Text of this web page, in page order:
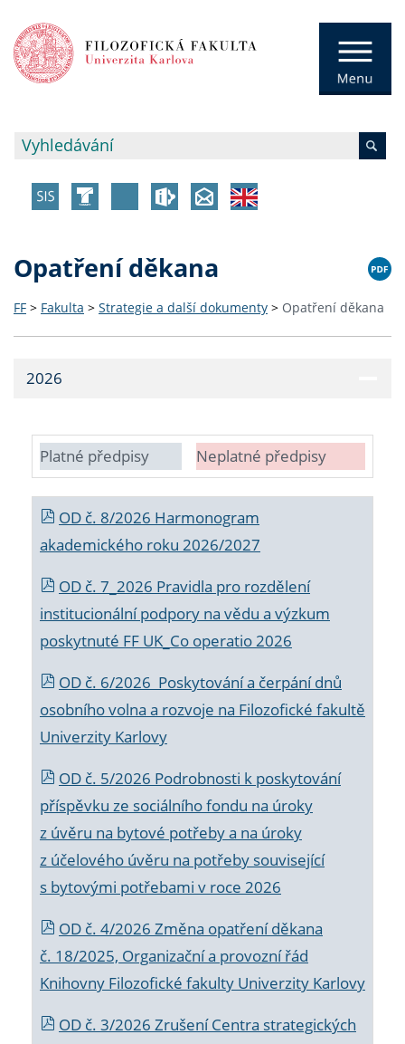
Opatření děkana
FF > Fakulta > Strategie a další dokumenty > Opatření děkana
2026
Platné předpisy Neplatné předpisy
OD č. 8/2026 Harmonogram
akademického roku 2026/2027
OD č. 7_2026 Pravidla pro rozdělení
institucionální podpory na vědu a výzkum
poskytnuté FF UK_Co operatio 2026
OD č. 6/2026 Poskytování a čerpání dnů
osobního volna a rozvoje na Filozofické fakultě
Univerzity Karlovy
OD č. 5/2026 Podrobnosti k poskytování
příspěvku ze sociálního fondu na úroky
z úvěru na bytové potřeby a na úroky
z účelového úvěru na potřeby související
s bytovými potřebami v roce 2026
OD č. 4/2026 Změna opatření děkana
č. 18/2025, Organizační a provozní řád
Knihovny Filozofické fakulty Univerzity Karlovy
OD č. 3/2026 Zrušení Centra strategických